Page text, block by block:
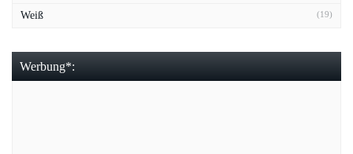
Weiß (19)
Werbung*: